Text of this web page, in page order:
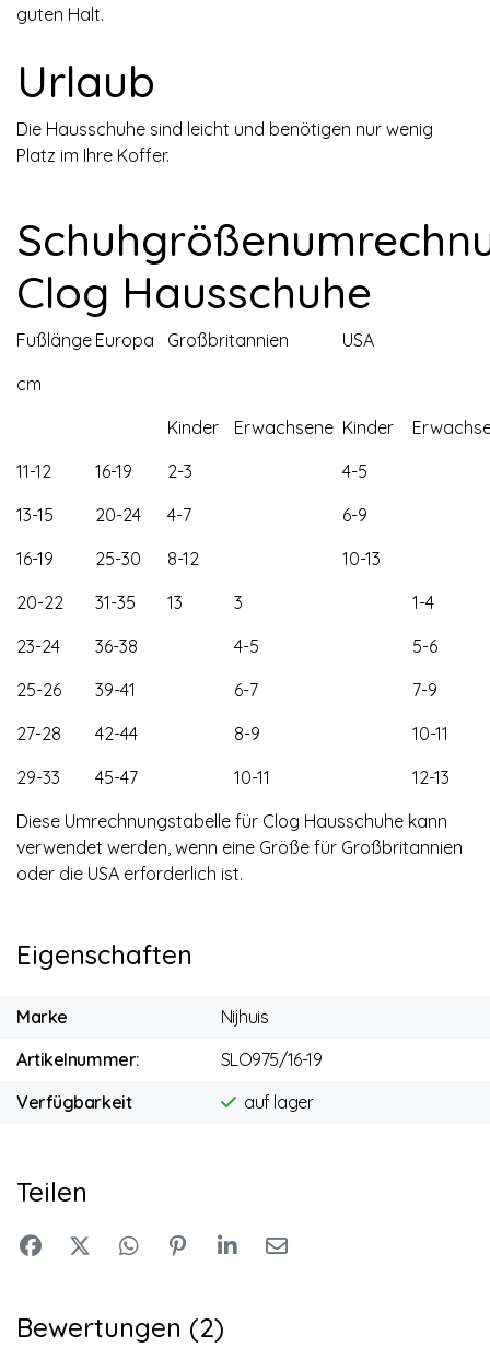
guten Halt.
Urlaub
Die Hausschuhe sind leicht und benötigen nur wenig
Platz im Ihre Koffer.
Clog Hausschuhe
Fußlänge Europa Großbritannien
USA
cm
Kinder
Erwachsene Kinder
11-12
16-19 2-3
4-5
13-15
20-24 4-7
6-9
16-19
25-30 8-12
10-13
20-22
31-35 13 3
1-4
23-24
36-38 4-5
5-6
25-26
39-41 6-7
7-9
27-28
42-44 8-9
10-11
29-33
45-47 10-11
12-13
Diese Umrechnungstabelle für Clog Hausschuhe kann
verwendet werden, wenn eine Größe für Großbritannien
oder die USA erforderlich ist.
Eigenschaften
Marke
Nijhuis
Artikelnummer:
SLO975/16-19
Verfügbarkeit
auf lager
Teilen
Bewertungen (2)